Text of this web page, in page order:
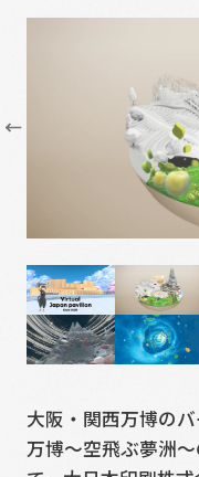
大阪・関西万博の
万博～空飛ぶ夢洲